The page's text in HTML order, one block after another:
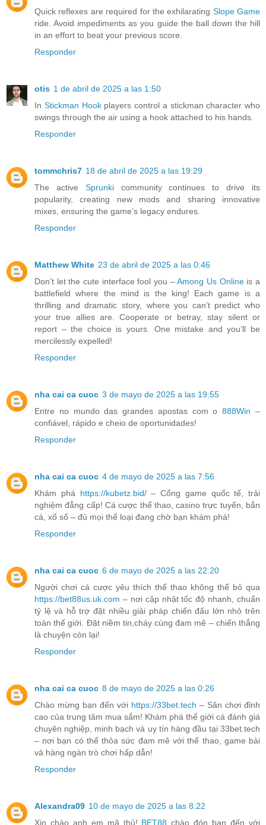
Quick reflexes are required for the exhilarating Slope Game
ride. Avoid impediments as you guide the ball down the hill
in an effort to beat your previous score.
Responder
otis 1 de abril de 2025 a las 1:50
In Stickman Hookplayers control a stickman character who
swings through the air using a hook attached to his hands.
Responder
tommchris7 18 de abril de 2025 a las 19:29
The active Sprunkicommunity continues to drive its
popularity, creating new mods and sharing innovative
mixes, ensuring the game’s legacy endures.
Responder
Matthew White 23 de abril de 2025 a las 0:46
Don’t let the cute interface fool you –Among Us Onlineis a
battlefield where the mind is the king! Each game is a
thrilling and dramatic story, where you can’t predict who
your true allies are. Cooperate or betray, stay silent or
report – the choice is yours. One mistake and you’ll be
mercilessly expelled!
Responder
nha cai ca cuoc 3 de mayo de 2025 a las 19:55
Entre no mundo das grandes apostas com o888Win –
confiável, rápido e cheio de oportunidades!
Responder
nha cai ca cuoc 4 de mayo de 2025 a las 7:56
Khám phá https://kubetz.bid/– Cổng game quốc tế, trải
nghiệm đẳng cấp! Cá cược thể thao, casino trực tuyến, bắn
cá, xổ số – đủ mọi thể loại đang chờ bạn khám phá!
Responder
nha cai ca cuoc 6 de mayo de 2025 a las 22:20
Người chơi cá cược yêu thích thể thao không thể bỏ qua
https://bet88us.uk.com – nơi cập nhật tốc độ nhanh, chuẩn
tỷ lệ và hỗ trợ đặt nhiều giải pháp chiến đấu lớn nhỏ trên
toàn thế giới. Đặt niềm tin,cháy cùng đam mê – chiến thắng
là chuyện còn lại!
Responder
nha cai ca cuoc 8 de mayo de 2025 a las 0:26
Chào mừng bạn đến với https://33bet.tech – Sân chơi đỉnh
cao của trung tâm mua sắm! Khám phá thế giới cá đánh giá
chuyên nghiệp, minh bạch và uy tín hàng đầu tại 33bet.tech
– nơi bạn có thể thỏa sức đam mê với thể thao, game bài
và hàng ngàn trò chơi hấp dẫn!
Responder
Alexandra09 10 de mayo de 2025 a las 8:22
Xin chào anh em mã thủ! BET88 chào đón bạn đến với